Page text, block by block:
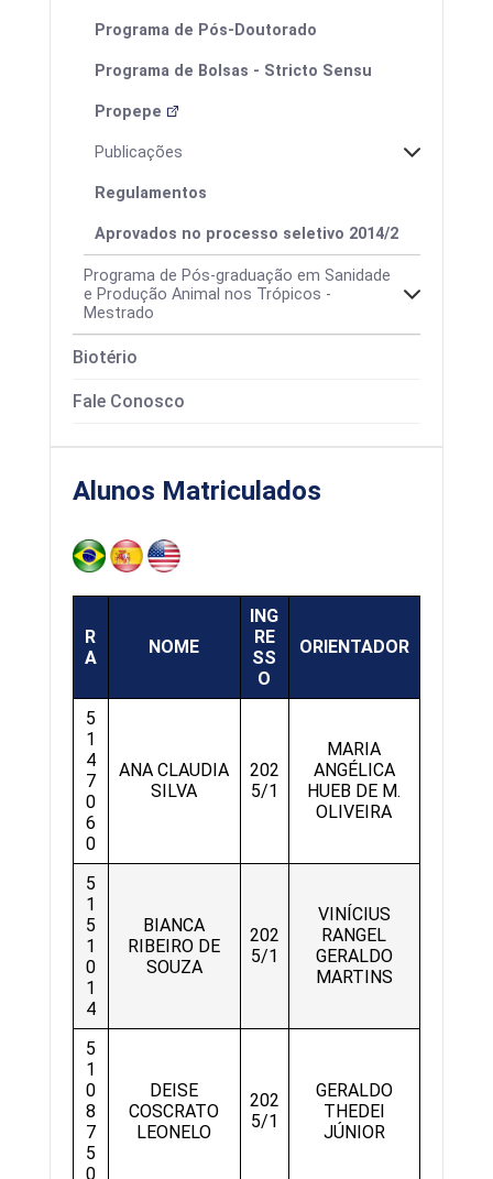
Educacionais
Programa de Pós-Doutorado
Programa de Bolsas - Stricto Sensu
Propepe
Publicações
Regulamentos
Aprovados no processo seletivo 2014/2
Programa de Pós-graduação em Sanidade
e Produção Animal nos Trópicos -
Mestrado
Biotério
Fale Conosco
Alunos Matriculados
R
A
NOME
ING
RE
SS
O
ORIENTADOR
5
1
4
7
0
6
0
ANA CLAUDIA
SILVA
202
5/1
MARIA
ANGÉLICA
HUEB DE M.
OLIVEIRA
5
1
5
1
0
1
4
BIANCA
RIBEIRO DE
SOUZA
202
5/1
VINÍCIUS
RANGEL
GERALDO
MARTINS
5
1
0
8
7
5
0
DEISE
COSCRATO
LEONELO
202
5/1
GERALDO
THEDEI
JÚNIOR